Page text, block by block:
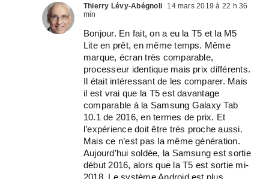
Thierry Lévy-Abégnoli
14 mars 2019 à 22 h 36
min
Bonjour. En fait, on a eu la T5 et la M5
Lite en prêt, en même temps. Même
marque, écran très comparable,
processeur identique mais prix différents.
Il était intéressant de les comparer. Mais
il est vrai que la T5 est davantage
comparable à la Samsung Galaxy Tab
10.1 de 2016, en termes de prix. Et
l’expérience doit être très proche aussi.
Mais ce n’est pas la même génération.
Aujourd’hui soldée, la Samsung est sortie
début 2016, alors que la T5 est sortie mi-